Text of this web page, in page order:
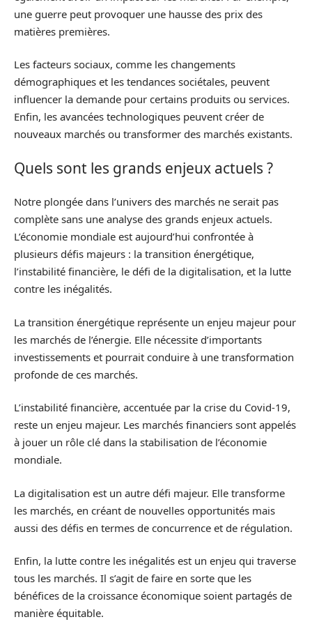
une guerre peut provoquer une hausse des prix des
matières premières.
Les facteurs sociaux, comme les changements
démographiques et les tendances sociétales, peuvent
influencer la demande pour certains produits ou services.
Enfin, les avancées technologiques peuvent créer de
nouveaux marchés ou transformer des marchés existants.
Quels sont les grands enjeux actuels ?
Notre plongée dans l’univers des marchés ne serait pas
complète sans une analyse des grands enjeux actuels.
L’économie mondiale est aujourd’hui confrontée à
plusieurs défis majeurs : la transition énergétique,
l’instabilité financière, le défi de la digitalisation, et la lutte
contre les inégalités.
La transition énergétique représente un enjeu majeur pour
les marchés de l’énergie. Elle nécessite d’importants
investissements et pourrait conduire à une transformation
profonde de ces marchés.
L’instabilité financière, accentuée par la crise du Covid-19,
reste un enjeu majeur. Les marchés financiers sont appelés
à jouer un rôle clé dans la stabilisation de l’économie
mondiale.
La digitalisation est un autre défi majeur. Elle transforme
les marchés, en créant de nouvelles opportunités mais
aussi des défis en termes de concurrence et de régulation.
Enfin, la lutte contre les inégalités est un enjeu qui traverse
tous les marchés. Il s’agit de faire en sorte que les
bénéfices de la croissance économique soient partagés de
manière équitable.